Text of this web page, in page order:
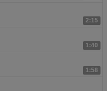
2:15
1:40
1:58